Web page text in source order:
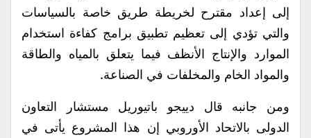
إلى إعداد مقترح لخريطة طريق خاصة بالسياسات
والتي تؤدي إلى تعظيم تطبيق برامج كفاءة استخدام
الموارد والإنتاج الأنظف فيما يتعلق بالمياه والطاقة
والمواد الخام والمخلفات في الصناعة.
ومن جانبه قال دييجو باتيوريل مستشار التعاون
الدولى بالاتحاد الأوروبي إن هذا المشروع يأتى في